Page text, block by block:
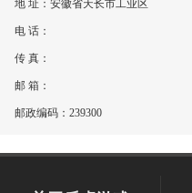
地 址：安徽省天长市工业区
电 话：
传 真：
邮 箱：
邮政编码：239300